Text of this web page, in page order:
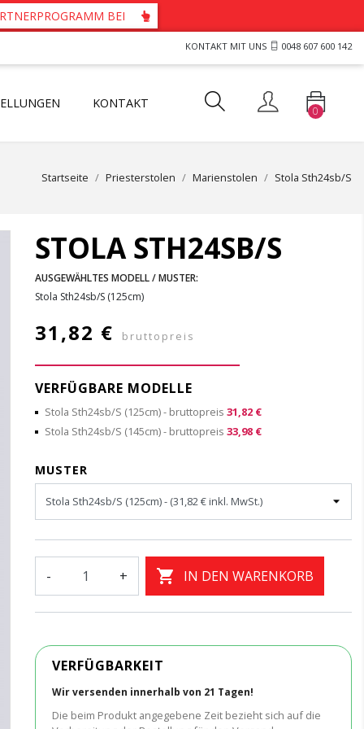
BEI
KONTAKT MIT UNS 0048 607 600 142
KONTAKT
0
Startseite Priesterstolen Marienstolen Stola Sth24sb/S
STOLA STH24SB/S
AUSGEWÄHLTES MODELL / MUSTER:
Stola Sth24sb/S (125cm)
31,82 € bruttopreis
VERFÜGBARE MODELLE
Stola Sth24sb/S (125cm)- bruttopreis 31,82 €
Stola Sth24sb/S (145cm)- bruttopreis 33,98 €
MUSTER
- +  IN DEN WARENKORB
VERFÜGBARKEIT
Wir versenden innerhalb von 21 Tagen!
Die beim Produkt angegebene Zeit bezieht sich auf die